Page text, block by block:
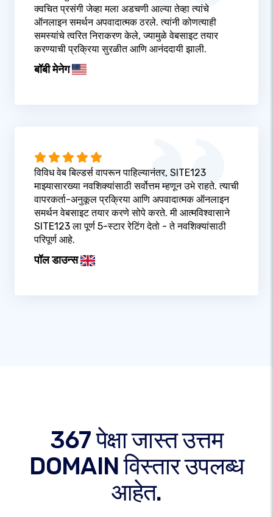
क्वचित प्रसंगी जेव्हा मला अडचणी आल्या तेव्हा त्यांचे
ऑनलाइन समर्थन अपवादात्मक ठरले. त्यांनी कोणत्याही
समस्यांचे त्वरित निराकरण केले, ज्यामुळे वेबसाइट तयार
करण्याची प्रक्रिया सुरळीत आणि आनंददायी झाली.
बॉबी मेनेग
विविध वेब बिल्डर्स वापरून पाहिल्यानंतर, SITE123
माझ्यासारख्या नवशिक्यांसाठी सर्वोत्तम म्हणून उभे राहते. त्याची
वापरकर्ता-अनुकूल प्रक्रिया आणि अपवादात्मक ऑनलाइन
समर्थन वेबसाइट तयार करणे सोपे करते. मी आत्मविश्वासाने
SITE123 ला पूर्ण 5-स्टार रेटिंग देतो - ते नवशिक्यांसाठी
परिपूर्ण आहे.
पॉल डाउन्स
367 पेक्षा जास्त उत्तम
DOMAIN विस्तार उपलब्ध
आहेत.